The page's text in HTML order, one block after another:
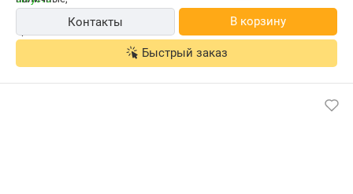
Контакты В корзину
Быстрый заказ